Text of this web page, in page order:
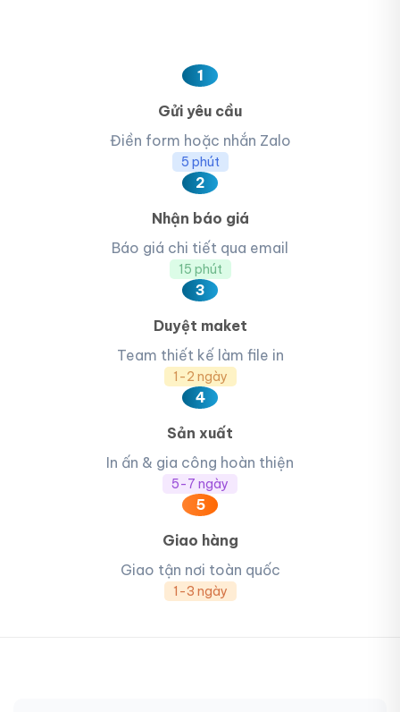
1
Gửi yêu cầu
Điền form hoặc nhắn Zalo
5 phút
2
Nhận báo giá
Báo giá chi tiết qua email
15 phút
3
Duyệt maket
Team thiết kế làm file in
1-2 ngày
4
Sản xuất
In ấn & gia công hoàn thiện
5-7 ngày
5
Giao hàng
Giao tận nơi toàn quốc
1-3 ngày